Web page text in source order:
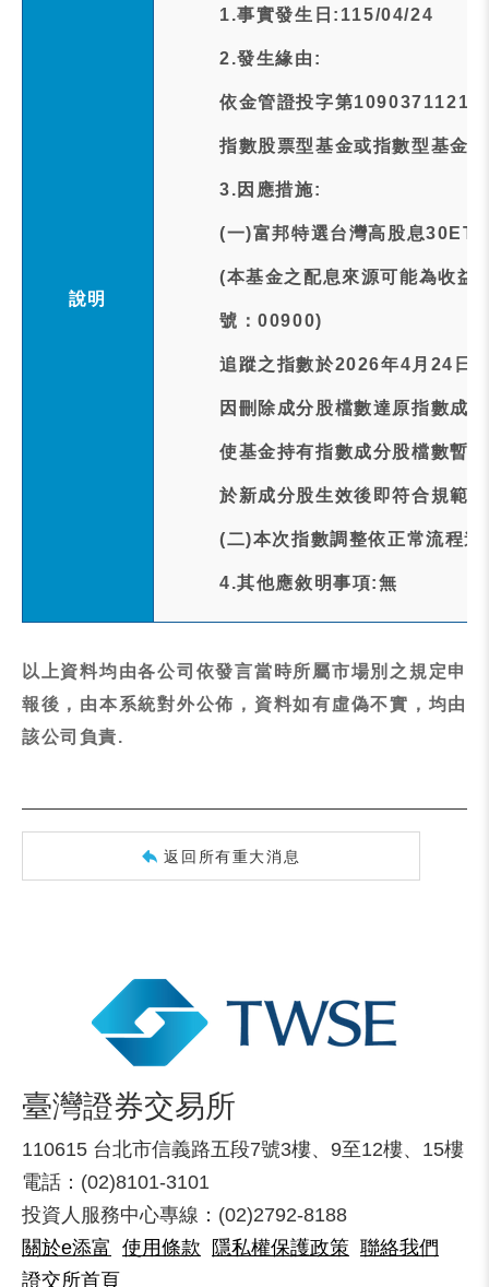
說明
1.事實發生日:115/04/24
2.發生緣由:
依金管證投字第1090371121
指數股票型基金或指數型基金
3.因應措施:
(一)富邦特選台灣高股息
(本基金之配息來源可能為收益
號：00900)
追蹤之指數於2026年4月24日
因刪除成分股檔數達原指數成
使基金持有指數成分股檔數暫
於新成分股生效後即符合規範
(二)本次指數調整依正常流程
4.其他應敘明事項:無
以上資料均由各公司依發言當時所屬市場別之規定申
報後，由本系統對外公佈，資料如有虛偽不實，均由
該公司負責.
返回所有重大消息
臺灣證券交易所
110615 台北市信義路五段7號3樓、9至12樓、15樓
電話：(02)8101-3101
投資人服務中心專線：(02)2792-8188
關於e添富 使用條款 隱私權保護政策 聯絡我們
證交所首頁